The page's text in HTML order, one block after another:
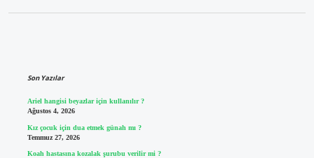
Son Yazılar
Ariel hangisi beyazlar için kullanılır ?
Ağustos 4, 2026
Kız çocuk için dua etmek günah mı ?
Temmuz 27, 2026
Koah hastasına kozalak şurubu verilir mi ?